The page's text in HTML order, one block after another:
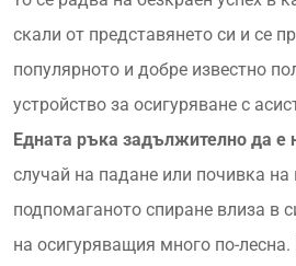
скали от представянето си и се
популярното и добре известно
устройство за осигуряване с
Едната ръка задължително да е
случай на падане или почивка на
подпомаганото спиране влиза в
на осигуряващия много по-